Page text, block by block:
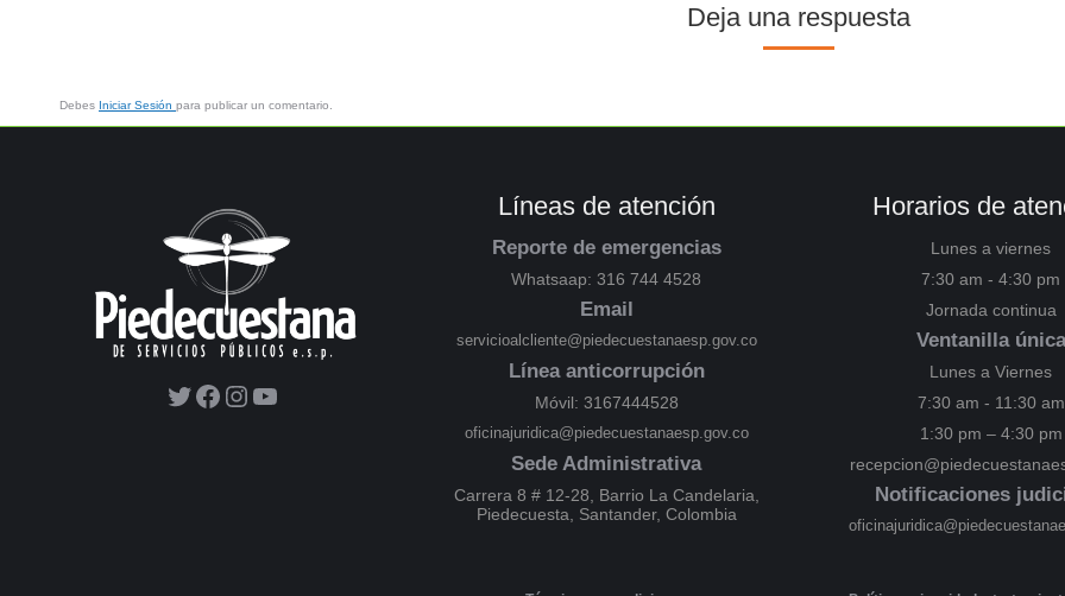
Deja una respuesta
Debes Iniciar Sesión para publicar un comentario.
Líneas de atención
Reporte de emergencias
Whatsaap: 316 744 4528
Email
servicioalcliente@piedecuestanaesp.gov.co
Línea anticorrupción
Móvil: 3167444528
oficinajuridica@piedecuestanaesp.gov.co
Sede Administrativa
Carrera 8 # 12-28, Barrio La Candelaria,
Piedecuesta, Santander, Colombia
Horarios de
Lunes a viernes
7:30 am - 4:30 pm
Jornada continua
Ventanilla única
Lunes a Viernes
7:30 am - 11:30 am
1:30 pm – 4:30 pm
Notificaciones